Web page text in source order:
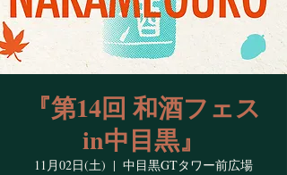
『第14回 和酒フェス
in中目黒』
11月02日(土)
  |
中目黒GTタワー前広場